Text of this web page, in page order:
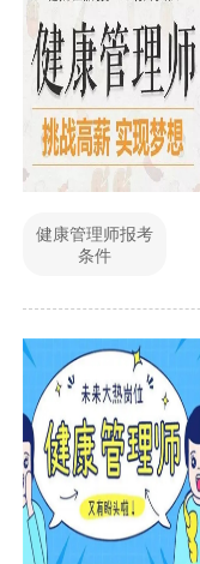
健康管理师报考
条件